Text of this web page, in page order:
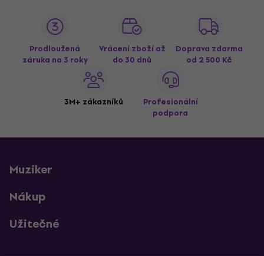
Prodloužená
záruka na 3 roky
Vrácení zboží až
do 30 dnů
Doprava zdarma
od 2 500 Kč
3M+ zákazníků
Profesionální
podpora
Muziker
Nákup
Užitečné